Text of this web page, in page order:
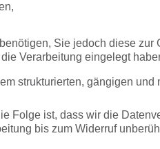
Sie jedoch diese zur
Verarbeitung eingelegt
strukturierten, gängigen und
Folge ist, dass wir die
bis zum Widerruf